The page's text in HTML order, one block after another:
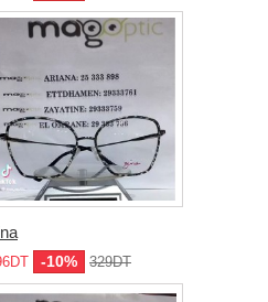
-10% 329DT